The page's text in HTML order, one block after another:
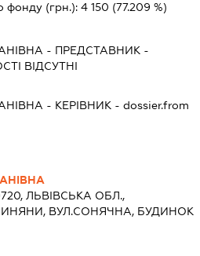
фонду (грн.):4 150 (77.209 %)
- ПРЕДСТАВНИК -
ВІДСУТНІ
- КЕРІВНИК - dossier.from
ЛЬВІВСЬКА ОБЛ.,
ВУЛ.СОНЯЧНА, БУДИНОК